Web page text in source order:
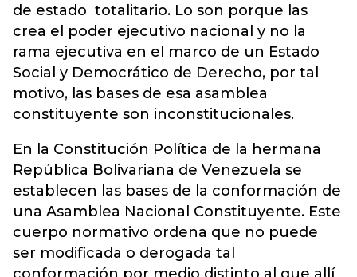
de estado totalitario. Lo son porque las
crea el poder ejecutivo nacional y no la
rama ejecutiva en el marco de un Estado
Social y Democrático de Derecho, por tal
motivo, las bases de esa asamblea
constituyente son inconstitucionales.
En la Constitución Política de la hermana
República Bolivariana de Venezuela se
establecen las bases de la conformación de
una Asamblea Nacional Constituyente. Este
cuerpo normativo ordena que no puede
ser modificada o derogada tal